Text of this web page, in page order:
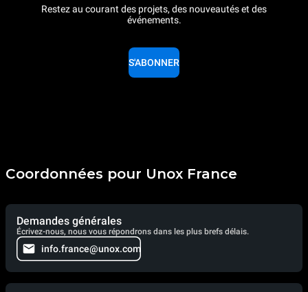
Restez au courant des projets, des nouveautés et des
événements.
S'ABONNER
Coordonnées pour Unox France
Demandes générales
Écrivez-nous, nous vous répondrons dans les plus brefs délais.
info.france@unox.com